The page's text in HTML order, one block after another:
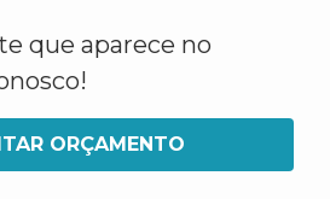
que aparece no
ORÇAMENTO